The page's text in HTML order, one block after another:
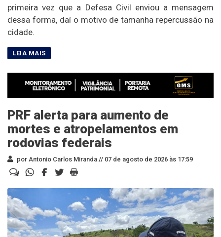
primeira vez que a Defesa Civil enviou a mensagem
dessa forma, daí o motivo de tamanha repercussão na
cidade.
PRF alerta para aumento de
mortes e atropelamentos em
rodovias federais
por Antonio Carlos Miranda // 07 de agosto de 2026 às 17:59